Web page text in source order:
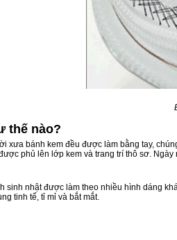
thế nào?
xưa bánh kem đều được làm bằng tay,
phủ lên lớp kem và trang trí thô sơ.
sinh nhật được làm theo nhiều hình dáng
tinh tế, tỉ mỉ và bắt mắt.